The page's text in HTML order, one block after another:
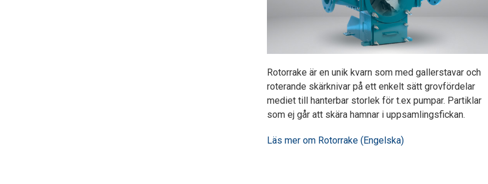
Rotorrake är en unik kvarn som med gallerstavar och
roterande skärknivar på ett enkelt sätt grovfördelar
mediet till hanterbar storlek för t.ex pumpar. Partiklar
som ej går att skära hamnar i uppsamlingsfickan.
Läs mer om Rotorrake (Engelska)